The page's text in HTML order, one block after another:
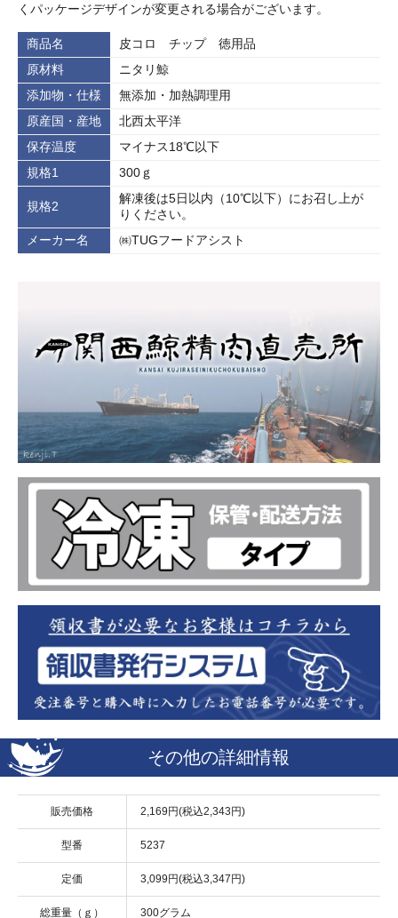
くパッケージデザインが変更される場合がございます。
商品名
皮コロ チップ 徳用品
原材料
ニタリ鯨
添加物・仕様
無添加・加熱調理用
原産国・産地
北西太平洋
保存温度
マイナス18℃以下
規格1
300ｇ
規格2
解凍後は5日以内（10℃以下）にお召し上が
りください。
メーカー名
㈱TUGフードアシスト
その他の詳細情報
販売価格 2,169円(税込2,343円)
型番 5237
定価 3,099円(税込3,347円)
総重量（ｇ） 300グラム